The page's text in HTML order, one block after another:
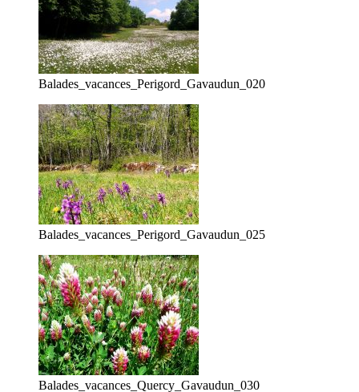
Balades_vacances_Perigord_Gavaudun_020
Balades_vacances_Perigord_Gavaudun_025
Balades_vacances_Quercy_Gavaudun_030